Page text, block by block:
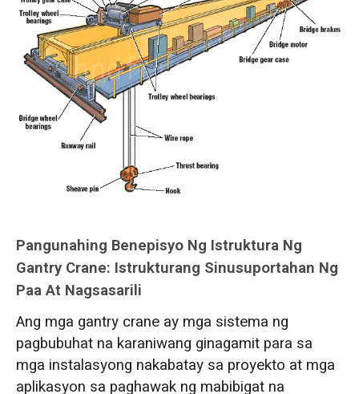
Pangunahing Benepisyo Ng Istruktura Ng
Gantry Crane: Istrukturang Sinusuportahan Ng
Paa At Nagsasarili
Ang mga gantry crane ay mga sistema ng
pagbubuhat na karaniwang ginagamit para sa
mga instalasyong nakabatay sa proyekto at mga
aplikasyon sa paghawak ng mabibigat na